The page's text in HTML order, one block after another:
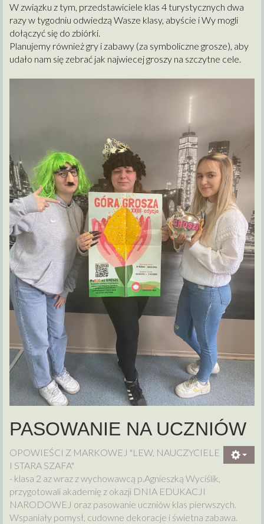
W związku z tym, przedstawiciele klas 4 turystycznych dwa
razy w tygodniu odwiedzą Wasze klasy, abyście i Wy mogli
dołączyć się do zbiórki.
Planujemy również gry i zabawy (za symboliczne grosze), aby
udało nam się zebrać jak najwiecej groszy na szczytne cele.
PASOWANIE NA UCZNIÓW
OPOWIEŚCI Z MARKOWEJ "LEW, NAUCZYCIELE
I STARA SZAFA"
- klasa 2 az wraz z wychowawcą p.Agnieszką Wyciślik,
przygotowali akademię z okazji DNIA EDUKACJI
NARODOWEJ oraz pasowanie uczniów klas pierwszych.
Wspaniały pomysł, cudowne dekoracje i świetna zabawa.